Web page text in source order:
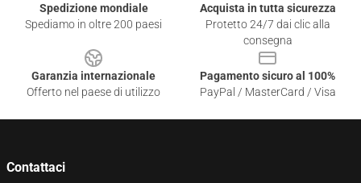
Spedizione mondiale
Spediamo in oltre 200 paesi
Acquista in tutta sicurezza
Protetto 24/7 dai clic alla
consegna
Garanzia internazionale
Offerto nel paese di utilizzo
Pagamento sicuro al 100%
PayPal / MasterCard / Visa
Contattaci